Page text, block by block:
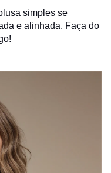
simples se
e alinhada. Faça do